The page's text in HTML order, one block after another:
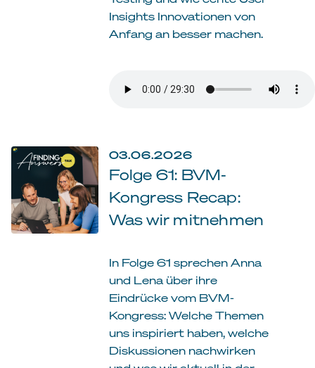
Insights Innovationen von
Anfang an besser machen.
03.06.2026
Folge 61: BVM-
Kongress Recap:
Was wir mitnehmen
In Folge 61 sprechen Anna
und Lena über ihre
Eindrücke vom BVM-
Kongress: Welche Themen
uns inspiriert haben, welche
Diskussionen nachwirken